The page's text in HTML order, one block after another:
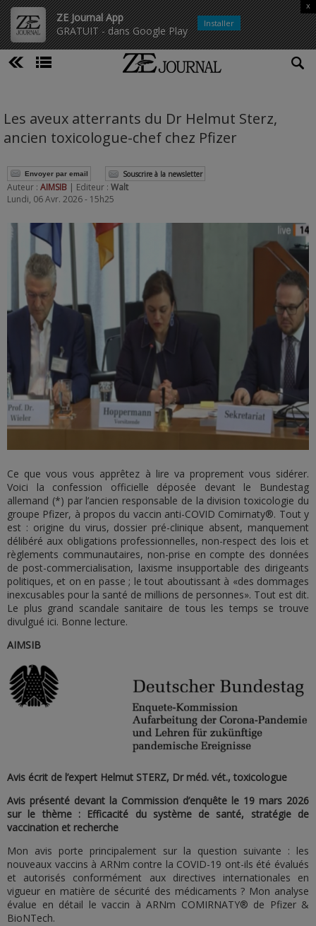
ZE Journal App
GRATUIT - dans Google Play
x
Installer
Les aveux atterrants du Dr Helmut Sterz,
ancien toxicologue-chef chez Pfizer
Envoyer par email Souscrire à la newsletter
Auteur : AIMSIB | Editeur : Walt
Lundi, 06 Avr. 2026 - 15h25
Ce que vous vous apprêtez à lire va proprement vous sidérer.
Voici la confession officielle déposée devant le Bundestag
allemand (*) par l’ancien responsable de la division toxicologie du
groupe Pfizer, à propos du vaccin anti-COVID Comirnaty®. Tout y
est : origine du virus, dossier pré-clinique absent, manquement
délibéré aux obligations professionnelles, non-respect des lois et
règlements communautaires, non-prise en compte des données
de post-commercialisation, laxisme insupportable des dirigeants
politiques, et on en passe ; le tout aboutissant à «des dommages
inexcusables pour la santé de millions de personnes». Tout est dit.
Le plus grand scandale sanitaire de tous les temps se trouve
divulgué ici. Bonne lecture.
AIMSIB
Avis écrit de l’expert Helmut STERZ, Dr méd. vét., toxicologue
Avis présenté devant la Commission d’enquête le 19 mars 2026
sur le thème : Efficacité du système de santé, stratégie de
vaccination et recherche
Mon avis porte principalement sur la question suivante : les
nouveaux vaccins à ARNm contre la COVID-19 ont-ils été évalués
et autorisés conformément aux directives internationales en
vigueur en matière de sécurité des médicaments ? Mon analyse
évalue en détail le vaccin à ARNm COMIRNATY® de Pfizer &
BioNTech.